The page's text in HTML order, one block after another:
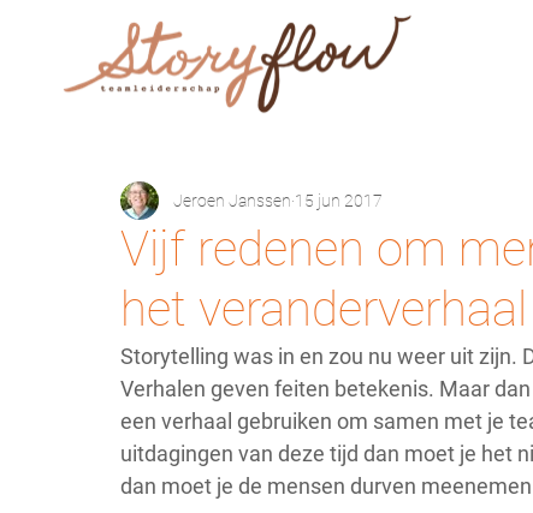
Vijf redenen om
het veranderverhaal
Jeroen Janssen 15 jun 2017
Storytelling was in en zou nu weer uit zijn.
Verhalen geven feiten betekenis. Maar
een verhaal gebruiken om samen met je
uitdagingen van deze tijd dan moet je het
dan moet je de mensen durven